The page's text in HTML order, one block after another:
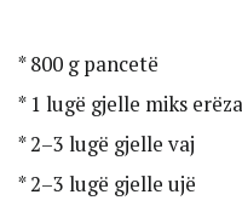
* 800 g pancetë
* 1 lugë gjelle miks
* 2–3 lugë gjelle vaj
* 2–3 lugë gjelle ujë